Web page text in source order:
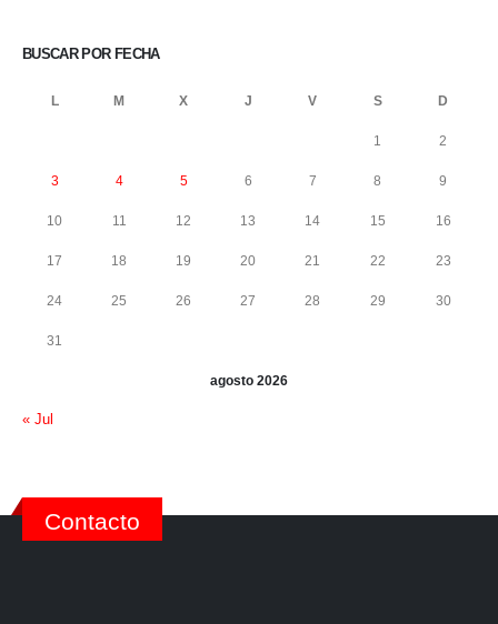
BUSCAR POR FECHA
agosto 2026
L M X J V S D
1 2
3 4 5 6 7 8 9
10 11 12 13 14 15 16
17 18 19 20 21 22 23
24 25 26 27 28 29 30
31
« Jul
Contacto